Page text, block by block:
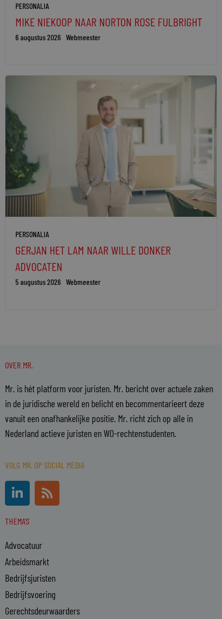
PERSONALIA
MIKE NIEKOOP NAAR NORTON ROSE FULBRIGHT
6 augustus 2026 Webmeester
PERSONALIA
GERJAN HET LAM NAAR WILLE DONKER
ADVOCATEN
5 augustus 2026 Webmeester
OVER MR.
Mr. is hét platform voor juristen. Mr. bericht over actuele zaken
in de juridische wereld en belicht en becommentarieert deze
vanuit een onafhankelijke positie. Mr. richt zich op alle in
Nederland actieve juristen en WO-rechtenstudenten.
VOLG MR. OP SOCIAL MEDIA
L
i
n
k
d
i
n
-
i
n
R
s
s
THEMA'S
Advocatuur
Arbeidsmarkt
Bedrijfsjuristen
Bedrijfsvoering
Gerechtsdeurwaarders